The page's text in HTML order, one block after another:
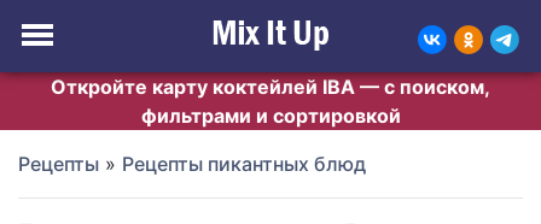
Откройте карту коктейлей IBA — с поиском,
фильтрами и сортировкой
Рецепты » Рецепты пикантных блюд